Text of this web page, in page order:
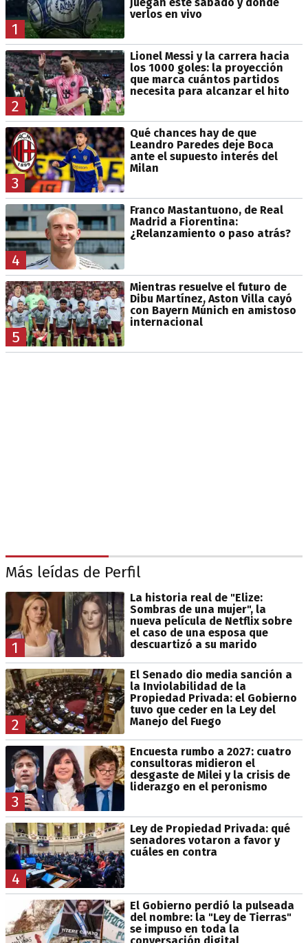
1
verlos en vivo
2
Lionel Messi y la carrera hacia
los 1000 goles: la proyección
que marca cuántos partidos
necesita para alcanzar el hito
3
Qué chances hay de que
Leandro Paredes deje Boca
ante el supuesto interés del
Milan
4
Franco Mastantuono, de Real
Madrid a Fiorentina:
¿Relanzamiento o paso atrás?
5
Mientras resuelve el futuro de
Dibu Martínez, Aston Villa cayó
con Bayern Múnich en amistoso
internacional
Más leídas de Perfil
1
La historia real de "Elize:
Sombras de una mujer", la
nueva película de Netflix sobre
el caso de una esposa que
descuartizó a su marido
2
El Senado dio media sanción a
la Inviolabilidad de la
Propiedad Privada: el Gobierno
tuvo que ceder en la Ley del
Manejo del Fuego
3
Encuesta rumbo a 2027: cuatro
consultoras midieron el
desgaste de Milei y la crisis de
liderazgo en el peronismo
4
Ley de Propiedad Privada: qué
senadores votaron a favor y
cuáles en contra
El Gobierno perdió la pulseada
del nombre: la "Ley de Tierras"
se impuso en toda la